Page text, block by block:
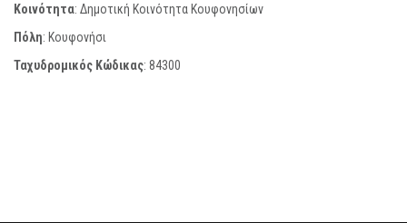
Κοινότητα: Δημοτική Κοινότητα Κουφονησίων
Πόλη: Κουφονήσι
Ταχυδρομικός Κώδικας: 84300